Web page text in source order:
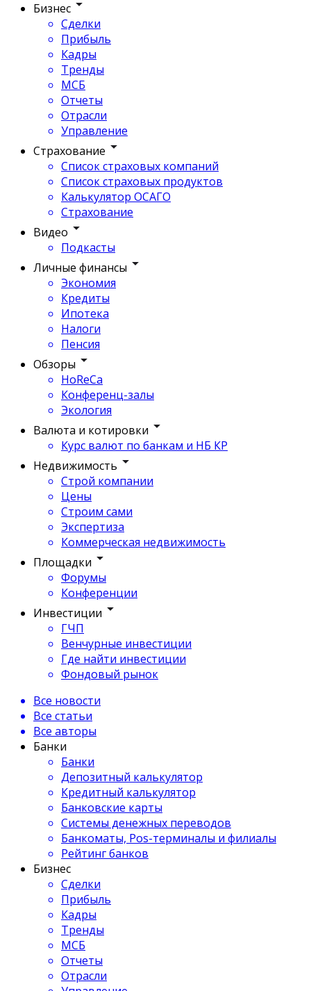
Бизнес
Сделки
Прибыль
Кадры
Тренды
МСБ
Отчеты
Отрасли
Управление
Страхование
Список страховых компаний
Список страховых продуктов
Калькулятор ОСАГО
Страхование
Видео
Подкасты
Личные финансы
Экономия
Кредиты
Ипотека
Налоги
Пенсия
Обзоры
HoReCa
Конференц-залы
Экология
Валюта и котировки
Курс валют по банкам и НБ КР
Недвижимость
Строй компании
Цены
Строим сами
Экспертиза
Коммерческая недвижимость
Площадки
Форумы
Конференции
Инвестиции
ГЧП
Венчурные инвестиции
Где найти инвестиции
Фондовый рынок
Все новости
Все статьи
Все авторы
Банки
Банки
Депозитный калькулятор
Кредитный калькулятор
Банковские карты
Системы денежных переводов
Банкоматы, Pos-терминалы и филиалы
Рейтинг банков
Бизнес
Сделки
Прибыль
Кадры
Тренды
МСБ
Отчеты
Отрасли